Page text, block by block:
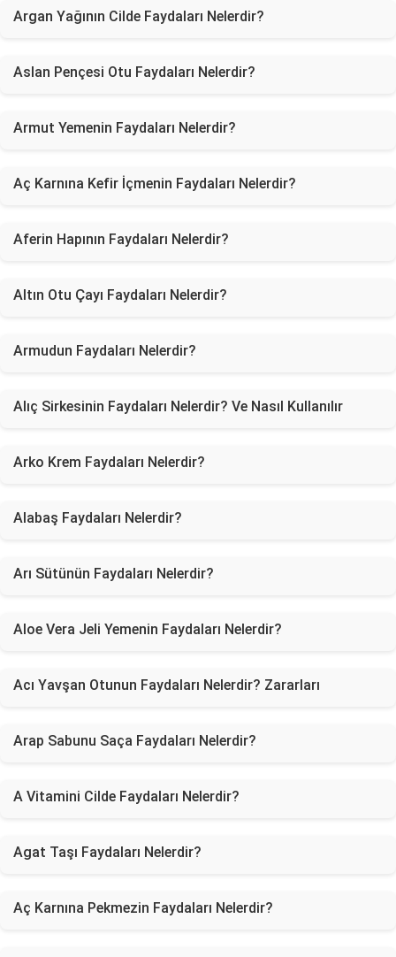
Argan Yağının Cilde Faydaları Nelerdir?
Aslan Pençesi Otu Faydaları Nelerdir?
Armut Yemenin Faydaları Nelerdir?
Aç Karnına Kefir İçmenin Faydaları Nelerdir?
Aferin Hapının Faydaları Nelerdir?
Altın Otu Çayı Faydaları Nelerdir?
Armudun Faydaları Nelerdir?
Alıç Sirkesinin Faydaları Nelerdir? Ve Nasıl Kullanılır
Arko Krem Faydaları Nelerdir?
Alabaş Faydaları Nelerdir?
Arı Sütünün Faydaları Nelerdir?
Aloe Vera Jeli Yemenin Faydaları Nelerdir?
Acı Yavşan Otunun Faydaları Nelerdir? Zararları
Arap Sabunu Saça Faydaları Nelerdir?
A Vitamini Cilde Faydaları Nelerdir?
Agat Taşı Faydaları Nelerdir?
Aç Karnına Pekmezin Faydaları Nelerdir?